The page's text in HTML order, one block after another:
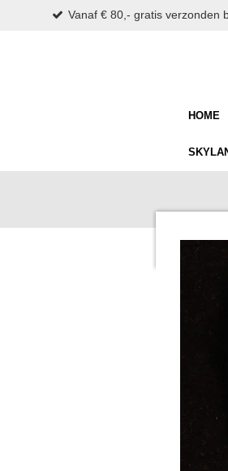
Vanaf € 80,- gratis verzonden
HOME